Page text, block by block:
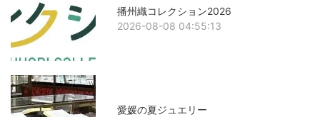
播州織コレクション2026
2026-08-08 04:55:13
愛媛の夏ジュエリー